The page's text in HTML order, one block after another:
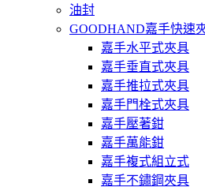
油封
GOODHAND嘉手快速
嘉手水平式夾具
嘉手垂直式夾具
嘉手推拉式夾具
嘉手門栓式夾具
嘉手壓著鉗
嘉手萬能鉗
嘉手複式組立式
嘉手不鏽鋼夾具